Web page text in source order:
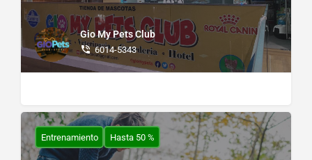
Gio My Pets Club
6014-5343
Entrenamiento Hasta 50 %